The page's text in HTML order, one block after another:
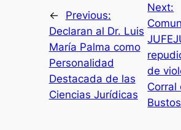
←
Previous:
Declaran al Dr. Luis
María Palma como
Personalidad
Destacada de las
Ciencias Jurídicas
Next:
de
Corral
Bustos